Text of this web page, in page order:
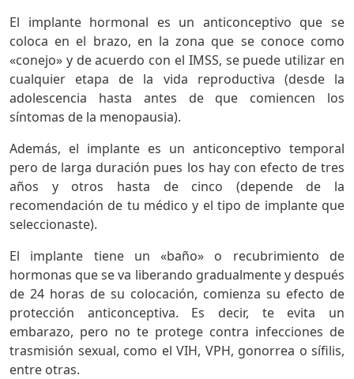
El implante hormonal es un anticonceptivo que se
coloca en el brazo, en la zona que se conoce como
«conejo» y de acuerdo con el IMSS, se puede utilizar en
cualquier etapa de la vida reproductiva (desde la
adolescencia hasta antes de que comiencen los
síntomas de la menopausia).
Además, el implante es un anticonceptivo temporal
pero de larga duración pues los hay con efecto de tres
años y otros hasta de cinco (depende de la
recomendación de tu médico y el tipo de implante que
seleccionaste).
El implante tiene un «baño» o recubrimiento de
hormonas que se va liberando gradualmente y después
de 24 horas de su colocación, comienza su efecto de
protección anticonceptiva. Es decir, te evita un
embarazo, pero no te protege contra infecciones de
trasmisión sexual, como el VIH, VPH, gonorrea o sífilis,
entre otras.